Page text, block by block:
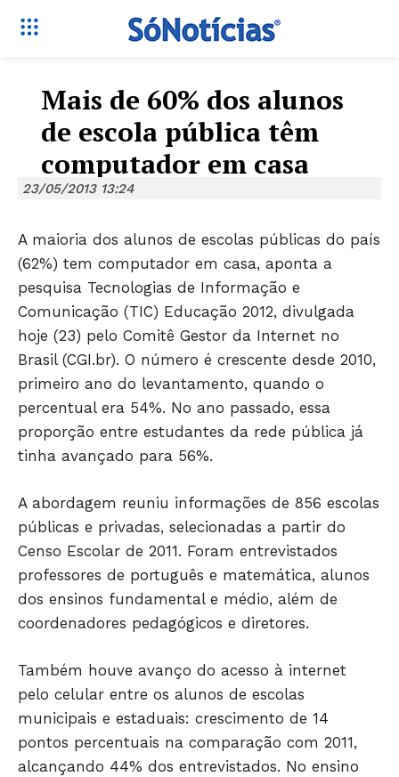
Mais de 60% dos alunos
de escola pública têm
computador em casa
23/05/2013 13:24
A maioria dos alunos de escolas públicas do país
(62%) tem computador em casa, aponta a
pesquisa Tecnologias de Informação e
Comunicação (TIC) Educação 2012, divulgada
hoje (23) pelo Comitê Gestor da Internet no
Brasil (CGI.br). O número é crescente desde 2010,
primeiro ano do levantamento, quando o
percentual era 54%. No ano passado, essa
proporção entre estudantes da rede pública já
tinha avançado para 56%.
A abordagem reuniu informações de 856 escolas
públicas e privadas, selecionadas a partir do
Censo Escolar de 2011. Foram entrevistados
professores de português e matemática, alunos
dos ensinos fundamental e médio, além de
coordenadores pedagógicos e diretores.
Também houve avanço do acesso à internet
pelo celular entre os alunos de escolas
municipais e estaduais: crescimento de 14
pontos percentuais na comparação com 2011,
alcançando 44% dos entrevistados. No ensino